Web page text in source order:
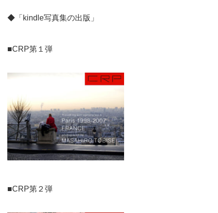
◆「kindle写真集の出版」
■CRP第１弾
■CRP第２弾